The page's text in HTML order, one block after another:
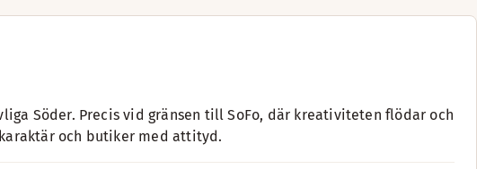
Söder. Precis vid gränsen till SoFo, där kreativiteten flödar och
och butiker med attityd.